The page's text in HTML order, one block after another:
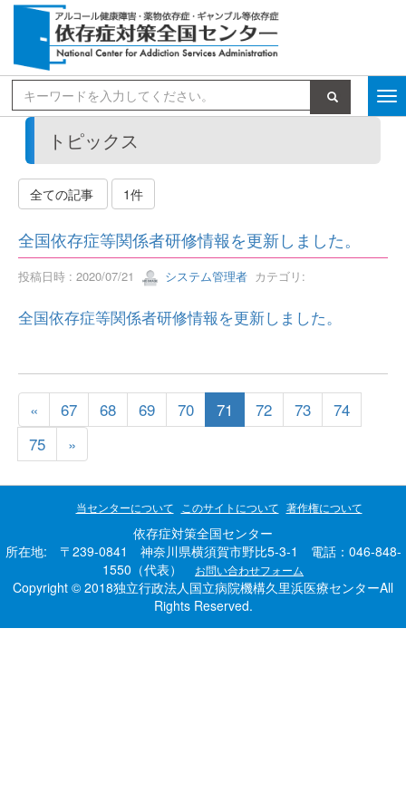
検索
トピックス
全ての記事 1件
全国依存症等関係者研修情報を更新しました。
投稿日時 : 2020/07/21 システム管理者 カテゴリ:
全国依存症等関係者研修情報を更新しました。
« 67 68 69 70 71 72 73
74
75
»
当センターについて このサイトについて 著作権について
依存症対策全国センター
所在地: 〒239-0841 神奈川県横須賀市野比5-3-1 電話：046-848-
1550（代表）
お問い合わせフォーム
Copyright © 2018独立行政法人国立病院機構久里浜医療センターAll
Rights Reserved.